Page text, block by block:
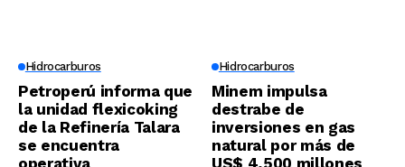
Hidrocarburos
Petroperú informa que
la unidad flexicoking
de la Refinería Talara
se encuentra
operativa
Hidrocarburos
Minem impulsa
destrabe de
inversiones en gas
natural por más de
US$ 4,500 millones